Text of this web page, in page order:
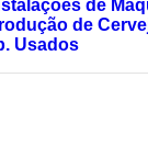
de
de
Usados